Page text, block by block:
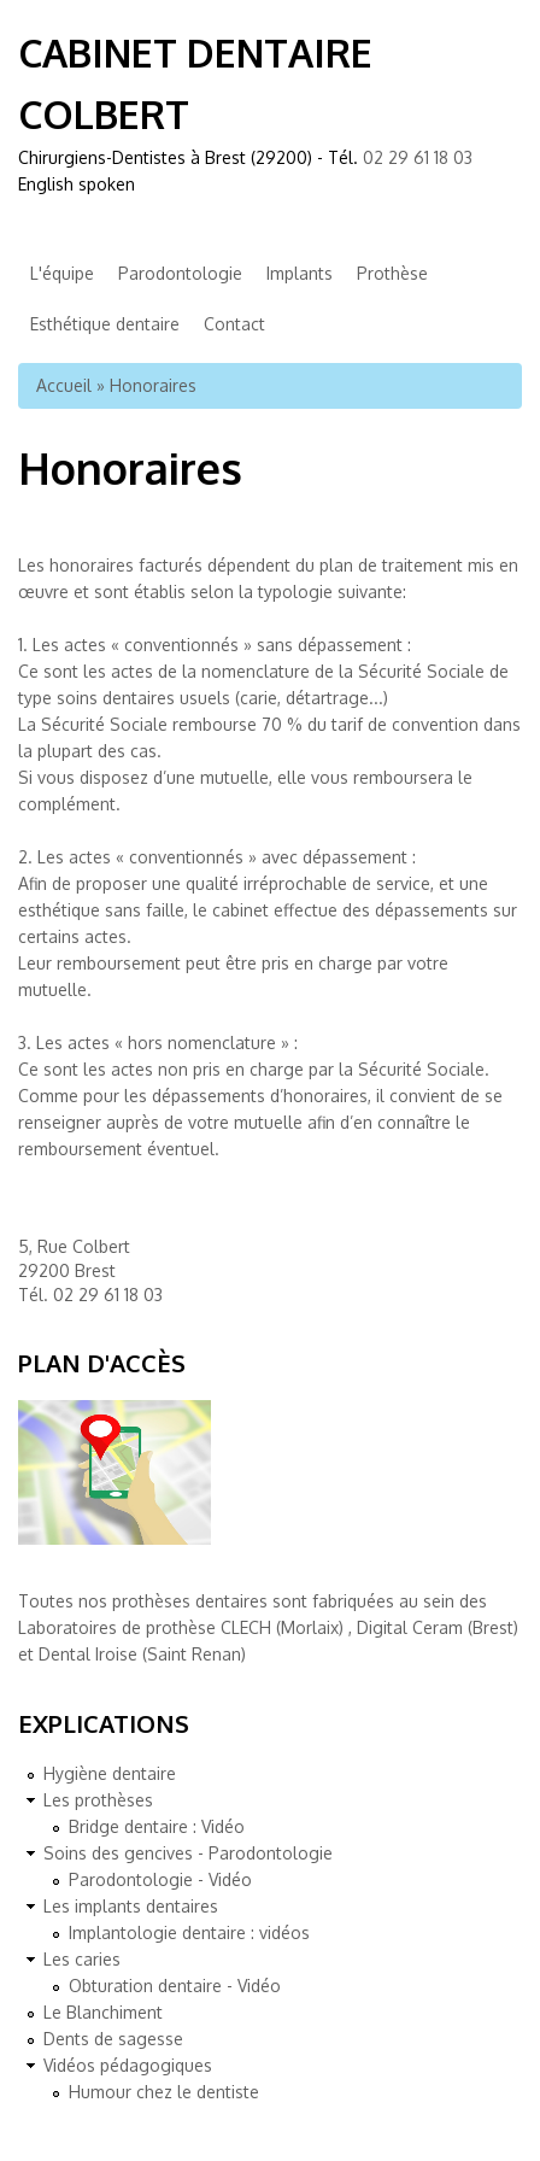
CABINET DENTAIRE
COLBERT
Chirurgiens-Dentistes à Brest (29200) - Tél. 02 29 61 18 03
English spoken
L'équipe Parodontologie Implants Prothèse
Esthétique dentaire Contact
Vous êtes ici
Accueil » Honoraires
Honoraires
Les honoraires facturés dépendent du plan de traitement mis en
œuvre et sont établis selon la typologie suivante:
1. Les actes « conventionnés » sans dépassement :
Ce sont les actes de la nomenclature de la Sécurité Sociale de
type soins dentaires usuels (carie, détartrage...)
La Sécurité Sociale rembourse 70 % du tarif de convention dans
la plupart des cas.
Si vous disposez d’une mutuelle, elle vous remboursera le
complément.
2. Les actes « conventionnés » avec dépassement :
Afin de proposer une qualité irréprochable de service, et une
esthétique sans faille, le cabinet effectue des dépassements sur
certains actes.
Leur remboursement peut être pris en charge par votre
mutuelle.
3. Les actes « hors nomenclature » :
Ce sont les actes non pris en charge par la Sécurité Sociale.
Comme pour les dépassements d’honoraires, il convient de se
renseigner auprès de votre mutuelle afin d’en connaître le
remboursement éventuel.
5, Rue Colbert
29200 Brest
Tél. 02 29 61 18 03
PLAN D'ACCÈS
Toutes nos prothèses dentaires sont fabriquées au sein des
Laboratoires de prothèse CLECH (Morlaix) , Digital Ceram (Brest)
et Dental Iroise (Saint Renan)
EXPLICATIONS
Hygiène dentaire
Les prothèses
Bridge dentaire : Vidéo
Soins des gencives - Parodontologie
Parodontologie - Vidéo
Les implants dentaires
Implantologie dentaire : vidéos
Les caries
Obturation dentaire - Vidéo
Le Blanchiment
Dents de sagesse
Vidéos pédagogiques
Humour chez le dentiste